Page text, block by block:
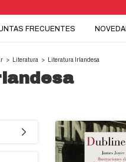
FRECUENTES
> Literatura > Literatura Irlandesa